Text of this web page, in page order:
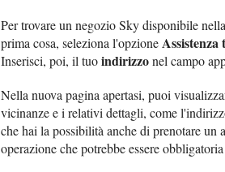
Per trovare un negozio Sky disponibile
prima cosa, seleziona l'opzioneAssistenza
Inserisci, poi, il tuoindirizzonel campo
Nella nuova pagina apertasi, puoi
vicinanze e i relativi dettagli, come
che hai la possibilità anche di prenotare un
operazione che potrebbe essere